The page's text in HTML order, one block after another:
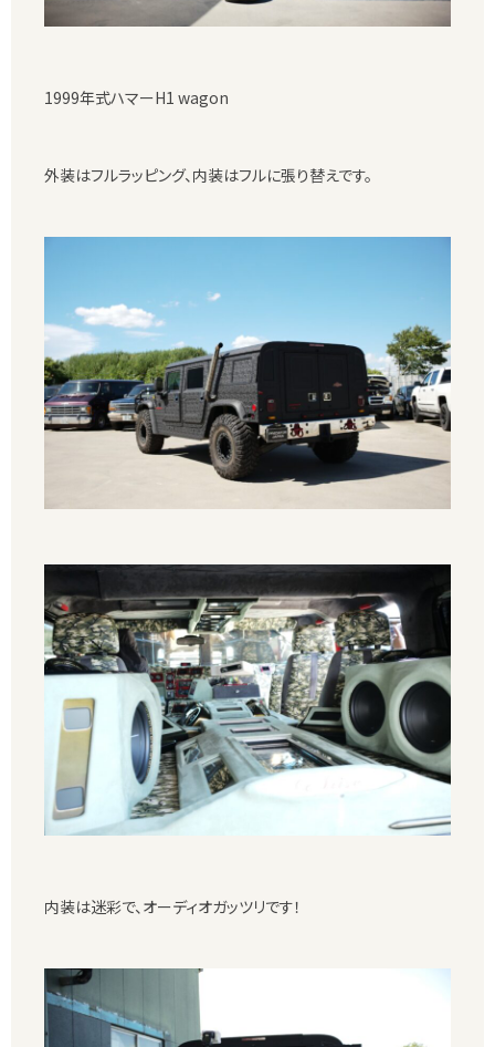
1999年式ハマーH1 wagon
外装はフルラッピング、内装はフルに張り替えです。
内装は迷彩で、オーディオガッツリです！